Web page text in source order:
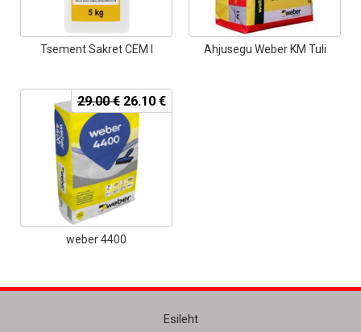
Tsement Sakret CEM I Ahjusegu Weber KM Tuli
weber 4400
29.00€ Algne
hind
oli:
29.00 €.
26.10 €Current
price
Esileht